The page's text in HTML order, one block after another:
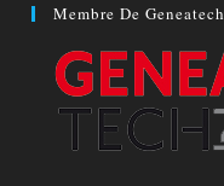
Membre De Geneatech